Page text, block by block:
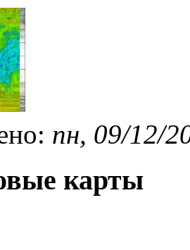
пн, 09/12/
карты